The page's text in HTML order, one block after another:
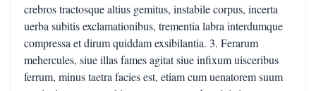
crebros tractosque altius gemitus, instabile corpus, incerta
uerba subitis exclamationibus, trementia labra interdumque
compressa et dirum quiddam exsibilantia. 3. Ferarum
mehercules, siue illas fames agitat siue infixum uisceribus
ferrum, minus taetra facies est, etiam cum uenatorem suum